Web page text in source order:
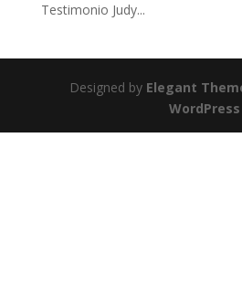
Testimonio Judy...
Designed by Elegant
WordPress